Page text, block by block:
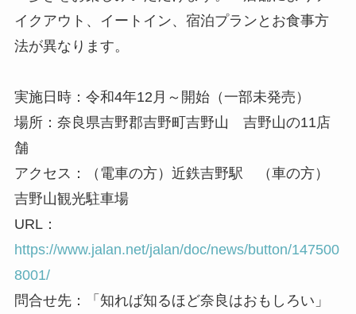
イクアウト、イートイン、宿泊プランとお食事方
法が異なります。
実施日時：令和4年12月～開始（一部未発売）
場所：奈良県吉野郡吉野町吉野山 吉野山の11店
舗
アクセス：（電車の方）近鉄吉野駅 （車の方）
吉野山観光駐車場
URL：
https://www.jalan.net/jalan/doc/news/button/147500
8001/
問合せ先：「知れば知るほど奈良はおもしろい」